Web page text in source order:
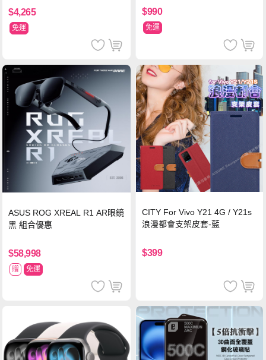
$4,265
免運
$990
免運
ASUS ROG XREAL R1 AR眼鏡
黑 組合優惠
$58,998
贈 免運
CITY For Vivo Y21 4G / Y21s
浪漫都會支架皮套-藍
$399